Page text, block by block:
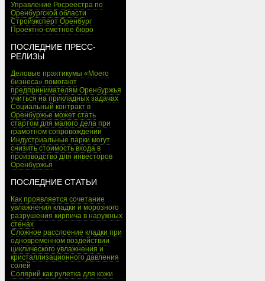
Управление Росреестра по
Оренбургской области
Стройэксперт Оренбург
Проектно-сметное бюро
ПОСЛЕДНИЕ ПРЕСС-
РЕЛИЗЫ
Деловые практикумы «Моего
бизнеса» помогают
предпринимателям Оренбуржья
учиться на прикладных задачах
Социальный контракт в
Оренбуржье может стать
стартом для малого дела при
грамотном сопровождении
Индустриальные парки могут
снизить стоимость входа в
производство для инвесторов
Оренбуржья
ПОСЛЕДНИЕ СТАТЬИ
Как проявляется сочетание
увлажнения кладки и морозного
разрушения кирпича в наружных
стенах
Сложное расслоение кладки при
одновременном воздействии
циклического увлажнения и
кристаллизационного давления
солей
Солярий как рулетка для кожи